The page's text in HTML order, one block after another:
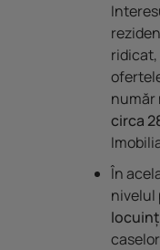
ridicat,
număr
circa
În
nivelul